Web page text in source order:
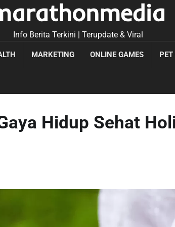
Info Berita Terkini | Terupdate & Viral
MARKETING ONLINE GAMES PET
Hidup Sehat